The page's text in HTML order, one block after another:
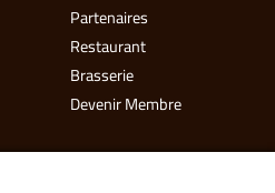
Partenaires
Restaurant
Brasserie
Devenir Membre